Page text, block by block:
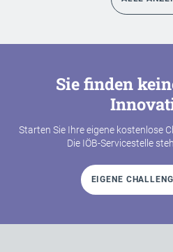
Sie finden
Starten Sie Ihre eigene kostenlose
Die IÖB-Servicestelle
EIGENE